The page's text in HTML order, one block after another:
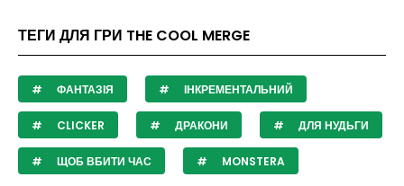
ТЕГИ ДЛЯ ГРИ THE COOL MERGE
ФАНТАЗІЯ ІНКРЕМЕНТАЛЬНИЙ
CLICKER ДРАКОНИ ДЛЯ НУДЬГИ
ЩОБ ВБИТИ ЧАС MONSTERA